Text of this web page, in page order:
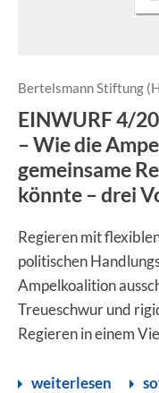
Bertelsmann Stiftung
EINWURF 4/
– Wie die
gemeinsame
könnte – drei
Regieren mit
politischen
Ampelkoalition
Treueschwur und
Regieren in einem
weiterlesen